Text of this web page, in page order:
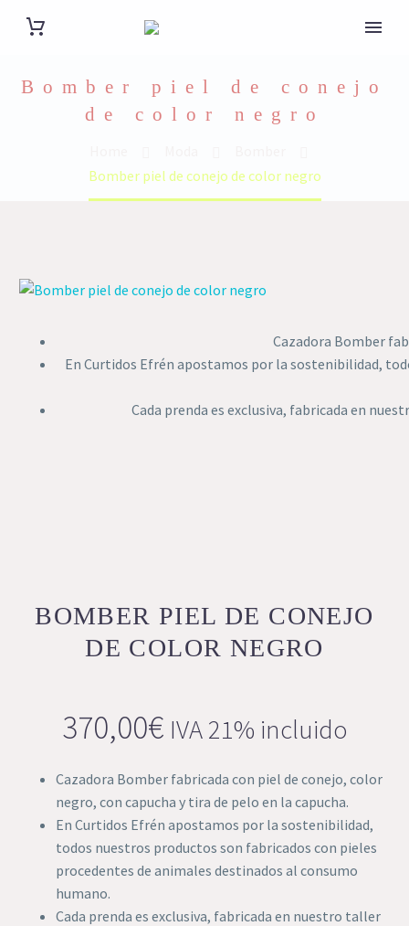
Bomber piel de conejo
de color negro
Bomber piel de conejo de color negro
Cazadora Bomber
En Curtidos Efrén apostamos por la sostenibilidad,
Cada prenda es exclusiva, fabricada en
BOMBER PIEL DE CONEJO
DE COLOR NEGRO
370,00€ IVA 21% incluido
Cazadora Bomber fabricada con piel de conejo, color
negro, con capucha y tira de pelo en la capucha.
En Curtidos Efrén apostamos por la sostenibilidad,
todos nuestros productos son fabricados con pieles
procedentes de animales destinados al consumo
humano.
Cada prenda es exclusiva, fabricada en nuestro taller